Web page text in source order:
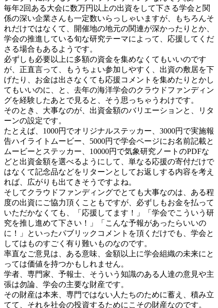
毎年2回ある大会に数万円以上の出資をして下さる学会と関
係の深い企業さんも一定数いらっしゃいますが、もちろんそ
れだけではなくて、開催地の地元の関連が深かったりとか、
学会の推進している旬な研究テーマによって、応援してくだ
さる場合もあるようです。
必ずしも必要以上に多額の資金を集めなくてもいいのです
が、正直言って、もうちょい参加しやすく、出資の敷居を下
げたり、お金は出さなくても応援コメントを集めたりとかし
てもいいのに、と、去年の海洋学会のクラウドファンディン
グを経験したあとで見ると、そう思っちゃうわけです。
そのとき、大事なのが、出資金額のバリエーションと、リタ
ーンの設定です。
たとえば、1000円でオリジナルステッカー、3000円で実施報
告ハイライトムービー、5000円で学会ページにお名前記載と
ムービーとステッカー、10000円で気象研究ノートのPDFな
どと出資金額を選べるようにして、単なる応援の寄付だけで
はなくて記念品などをリターンとしてお返しする内容を考え
れば、広がりも出てきそうですよね。
そしてクラウドファンディングでとても大事なのは、ある程
度の出資にご協力頂くこともですが、必ずしもお金を払って
いただかなくても、「応援してます！」「学会でこういう研
究を推し進めて下さい！」「こんな予報があったらいいの
に！」といったパブリックコメントを頂くだけでも、学会と
してはものすごく有り難いものなのです。
率直なご意見は、ある意味、金額以上に学会組織の未来にと
っては価値を持つかもしれません。
学者、専門家、予報士、そういう知識のある人達の意見や主
張は勿論、学会の主要な財産です。
その財産は本来、専門ではない人たちのために蓄え、積み立
てて、それを社会の投資するためにこその財産なのです。